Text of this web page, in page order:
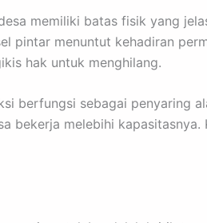
memiliki batas fisik yang
pintar menuntut kehadiran
hak untuk menghilang.
berfungsi sebagai penyaring
bekerja melebihi